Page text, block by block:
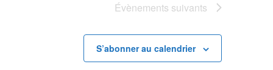
Évènements suivants
S’abonner au calendrier